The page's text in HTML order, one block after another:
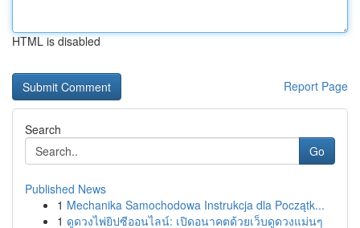
HTML is disabled
Report Page
Search
Go
Published News
1 Mechanika Samochodowa Instrukcja dla Początk...
1 ดูดวงไพ่ยิปซีออนไลน์: เปิดอนาคตด้วยเว็บดูดวงแม่นๆ